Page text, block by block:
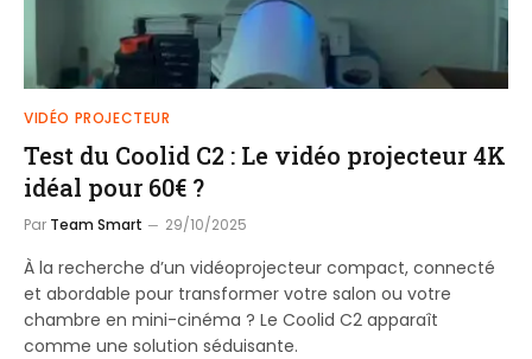
VIDÉO PROJECTEUR
Test du Coolid C2 : Le vidéo projecteur 4K
idéal pour 60€ ?
Par Team Smart 29/10/2025
À la recherche d’un vidéoprojecteur compact, connecté
et abordable pour transformer votre salon ou votre
chambre en mini-cinéma ? Le Coolid C2 apparaît
comme une solution séduisante.